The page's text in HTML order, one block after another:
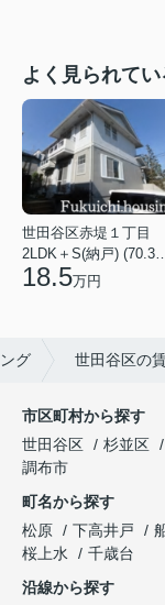
よく見られて
世田谷区赤堤１丁目
18.5万円
グ 世田谷区の
市区町村から探す
世田谷区
杉並区
調布市
町名から探す
松原
下高井戸
桜上水
千歳台
沿線から探す